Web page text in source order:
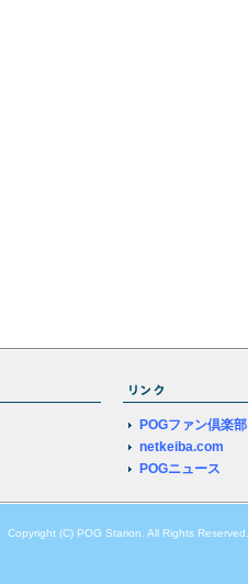
POGファン倶楽部
netkeiba.com
POGニュース
Copyright (C) POG Starion. All Rights Reserved.